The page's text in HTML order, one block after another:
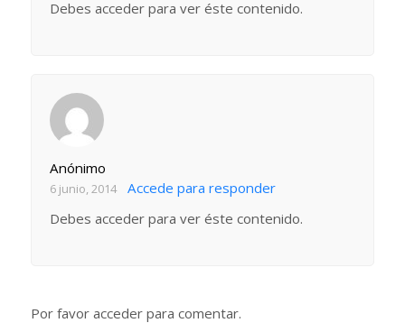
Debes acceder para ver éste contenido.
Anónimo
6 junio, 2014
Accede para responder
Debes acceder para ver éste contenido.
Por favor acceder para comentar.